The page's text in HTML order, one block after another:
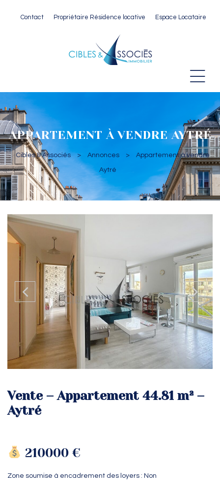
Contact Propriétaire Résidence locative Espace Locataire
APPARTEMENT À VENDRE AYTRÉ
Cibles & Associés > Annonces > Appartement à vendre
Aytré
Vente – Appartement 44.81 m² –
Aytré
210000 €
Zone soumise à encadrement des loyers : Non